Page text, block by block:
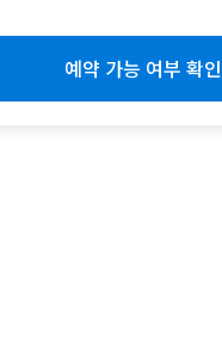
예약 가능 여부 확인